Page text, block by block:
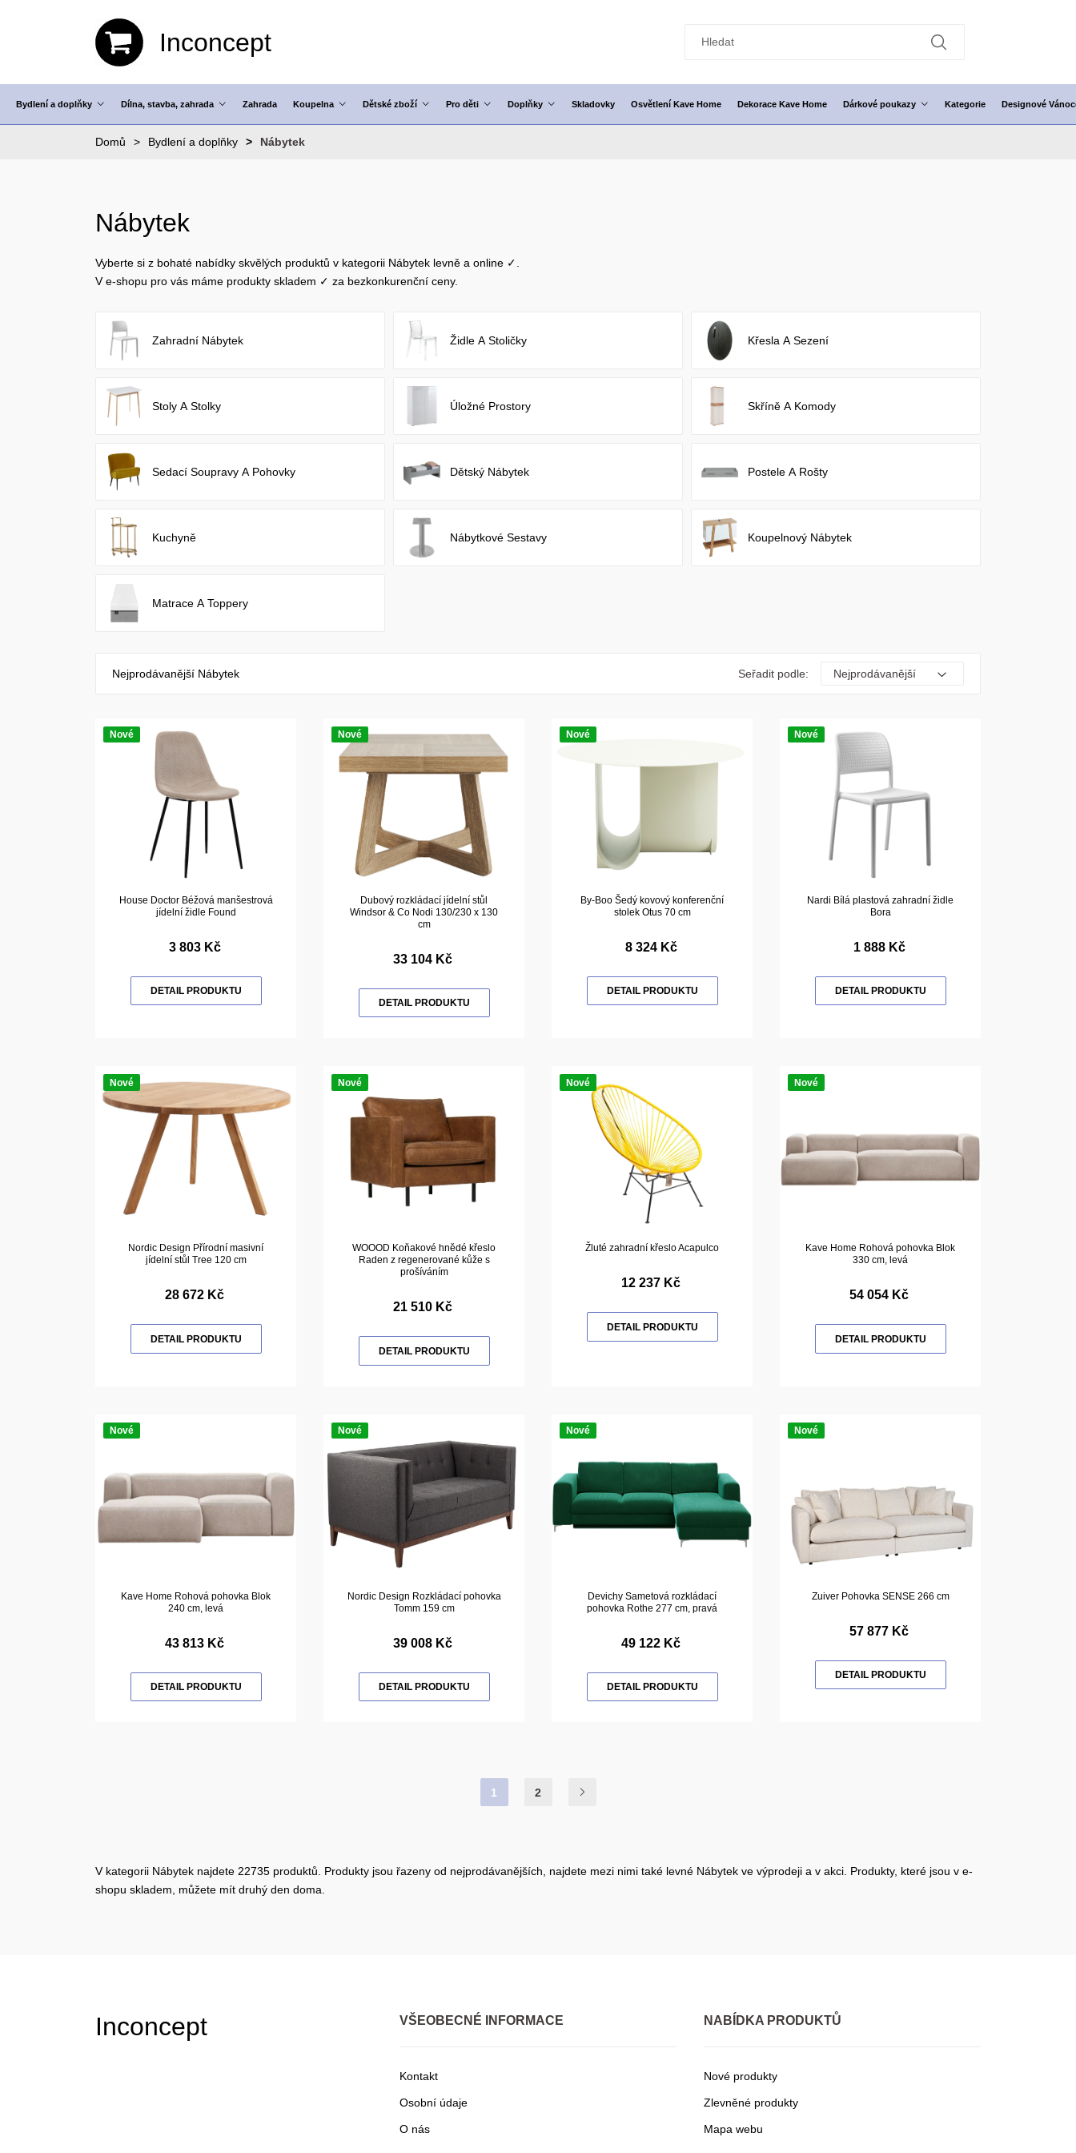
Inconcept
Bydlení a doplňky Dílna, stavba, zahrada Zahrada Koupelna Dětské zboží Pro děti Doplňky Skladovky Osvětlení Kave Home Dekorace Kave Home Dárkové poukazy Kategorie Designové
Domů Bydlení a doplňky Nábytek
Nábytek
Vyberte si z bohaté nabídky skvělých produktů v kategorii Nábytek levně a online ✓.
V e-shopu pro vás máme produkty skladem ✓ za bezkonkurenční ceny.
Zahradní Nábytek Židle A Stoličky Křesla A Sezení
Stoly A Stolky Úložné Prostory Skříně A Komody
Sedací Soupravy A Pohovky Dětský Nábytek Postele A Rošty
Kuchyně Nábytkové Sestavy Koupelnový Nábytek
Matrace A Toppery
Nejprodávanější Nábytek Seřadit podle:
Nové
House Doctor Béžová manšestrová
jídelní židle Found
3 803 Kč
DETAIL PRODUKTU
Nové
Dubový rozkládací jídelní stůl
Windsor & Co Nodi 130/230 x 130
cm
33 104 Kč
DETAIL PRODUKTU
Nové
By-Boo Šedý kovový konferenční
stolek Otus 70 cm
8 324 Kč
DETAIL PRODUKTU
Nové
Nardi Bílá plastová zahradní židle
Bora
1 888 Kč
DETAIL PRODUKTU
Nové
Nordic Design Přírodní masivní
jídelní stůl Tree 120 cm
28 672 Kč
DETAIL PRODUKTU
Nové
WOOOD Koňakové hnědé křeslo
Raden z regenerované kůže s
prošíváním
21 510 Kč
DETAIL PRODUKTU
Nové
Žluté zahradní křeslo Acapulco
12 237 Kč
DETAIL PRODUKTU
Nové
Kave Home Rohová pohovka Blok
330 cm, levá
54 054 Kč
DETAIL PRODUKTU
Nové
Kave Home Rohová pohovka Blok
240 cm, levá
43 813 Kč
DETAIL PRODUKTU
Nové
Nordic Design Rozkládací pohovka
Tomm 159 cm
39 008 Kč
DETAIL PRODUKTU
Nové
Devichy Sametová rozkládací
pohovka Rothe 277 cm, pravá
49 122 Kč
DETAIL PRODUKTU
Nové
Zuiver Pohovka SENSE 266 cm
57 877 Kč
DETAIL PRODUKTU
1 2
V kategorii Nábytek najdete 22735 produktů. Produkty jsou řazeny od nejprodávanějších, najdete mezi nimi také levné Nábytek ve výprodeji a v akci. Produkty, které jsou v e-
shopu skladem, můžete mít druhý den doma.
Inconcept VŠEOBECNÉ INFORMACE
Kontakt
Osobní údaje
O nás
NABÍDKA PRODUKTŮ
Nové produkty
Zlevněné produkty
Mapa webu